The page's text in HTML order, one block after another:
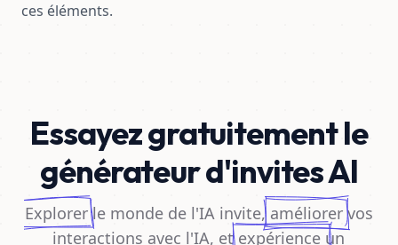
ces éléments.
Essayez gratuitement le
générateur d'invites AI
Explorer le monde de l'IA invite, améliorer vos
interactions avec l'IA, et expérience un